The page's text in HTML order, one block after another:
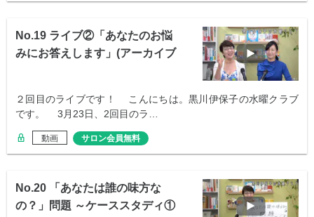
No.19 ライブ②「あなたのお悩
みにお答えします」(アーカイブ
２回目のライブです！ こんにちは。黒川伊保子の水曜クラブ
です。 3月23日、2回目のラ…
動画 サロン会員無料
No.20 「あなたは誰の味方な
の？」問題 ～ケーススタディ①